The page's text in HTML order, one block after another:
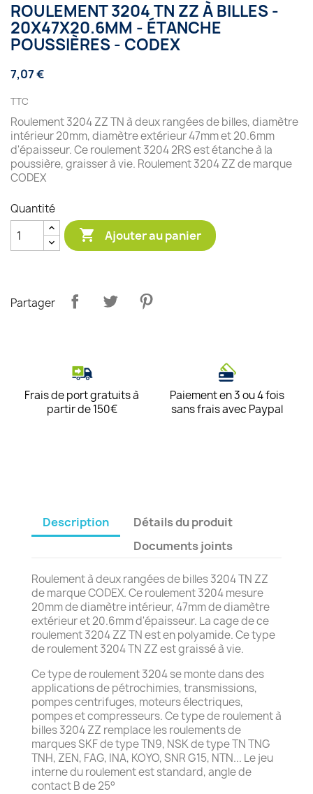
ROULEMENT 3204 TN ZZ À BILLES -
20X47X20.6MM - ÉTANCHE
POUSSIÈRES - CODEX
7,07 €
TTC
Roulement 3204 ZZ TN à deux rangées de billes, diamètre
intérieur 20mm, diamètre extérieur 47mm et 20.6mm
d'épaisseur. Ce roulement 3204 2RS est étanche à la
poussière, graisser à vie. Roulement 3204 ZZ de marque
CODEX
Quantité
 Ajouter au panier
Partager
Frais de port gratuits à
partir de 150€
Paiement en 3 ou 4 fois
sans frais avec Paypal
Description
Détails du produit
Documents joints
Roulement à deux rangées de billes 3204 TN ZZ
de marque CODEX. Ce roulement 3204 mesure
20mm de diamètre intérieur, 47mm de diamètre
extérieur et 20.6mm d'épaisseur. La cage de ce
roulement 3204 ZZ TN est en polyamide. Ce type
de roulement 3204 TN ZZ est graissé à vie.
Ce type de roulement 3204 se monte dans des
applications de pétrochimies, transmissions,
pompes centrifuges, moteurs électriques,
pompes et compresseurs. Ce type de roulement à
billes 3204 ZZ remplace les roulements de
marques SKF de type TN9, NSK de type TN TNG
TNH, ZEN, FAG, INA, KOYO, SNR G15, NTN... Le jeu
interne du roulement est standard, angle de
contact B de 25°